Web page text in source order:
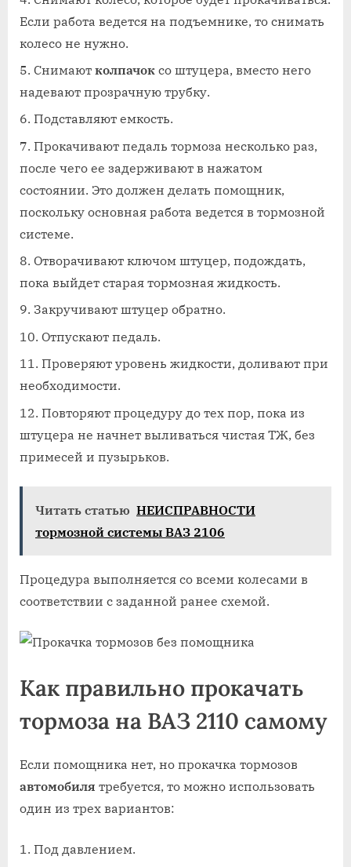
Если работа ведется на подъемнике, то снимать
колесо не нужно.
Снимают колпачок со штуцера, вместо него
надевают прозрачную трубку.
Подставляют емкость.
Прокачивают педаль тормоза несколько раз,
после чего ее задерживают в нажатом
состоянии. Это должен делать помощник,
поскольку основная работа ведется в тормозной
системе.
Отворачивают ключом штуцер, подождать,
пока выйдет старая тормозная жидкость.
Закручивают штуцер обратно.
Отпускают педаль.
Проверяют уровень жидкости, доливают при
необходимости.
Повторяют процедуру до тех пор, пока из
штуцера не начнет выливаться чистая ТЖ, без
примесей и пузырьков.
Читать статью НЕИСПРАВНОСТИ
тормозной системы ВАЗ 2106
Процедура выполняется со всеми колесами в
соответствии с заданной ранее схемой.
Как правильно прокачать
тормоза на ВАЗ 2110 самому
Если помощника нет, но прокачка тормозов
автомобиля требуется, то можно использовать
один из трех вариантов:
Под давлением.